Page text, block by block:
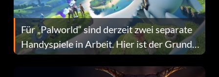
Für „Palworld“ sind derzeit zwei separate
Handyspiele in Arbeit. Hier ist der Grund
dafür.